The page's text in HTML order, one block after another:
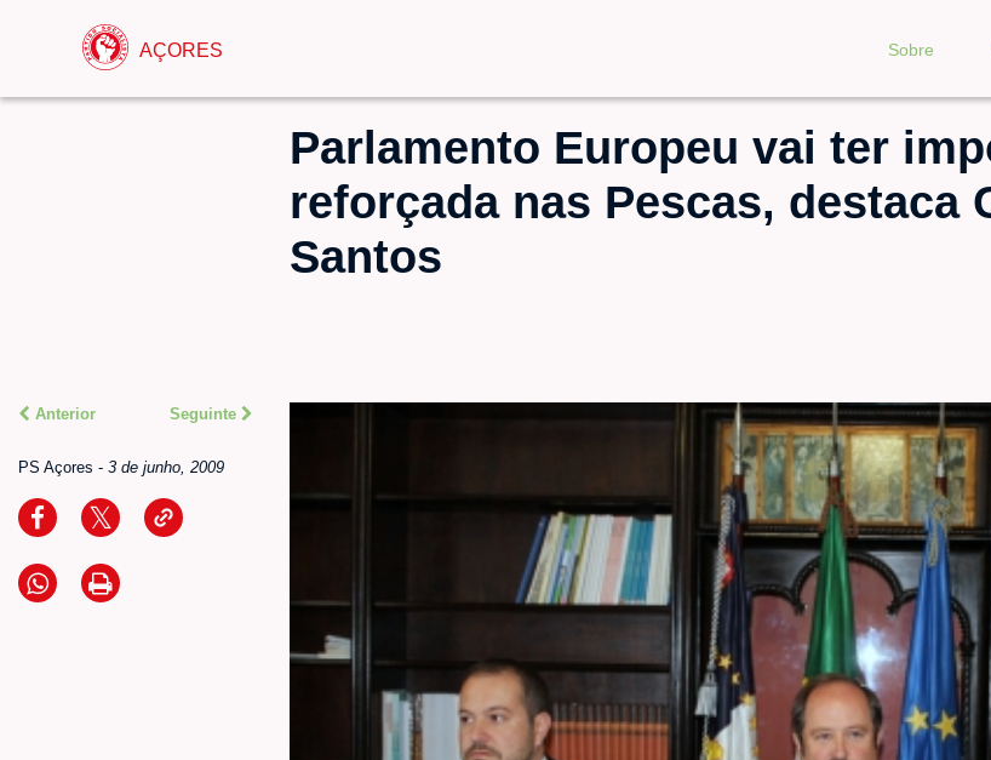
AÇORES Sobre
Parlamento Europeu vai ter
reforçada nas Pescas, destaca
Santos
Anterior Seguinte
PS Açores - 3 de junho, 2009